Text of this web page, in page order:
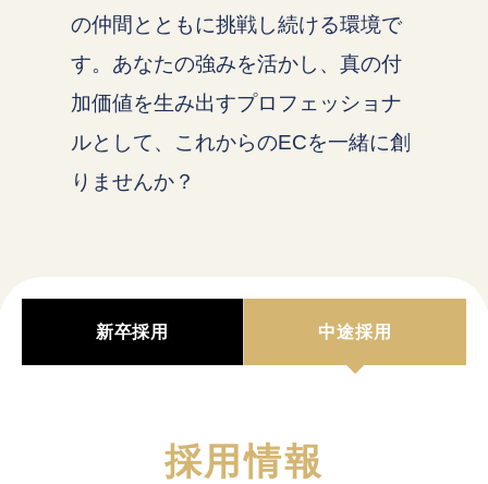
の仲間とともに挑戦し続ける環境で
す。あなたの強みを活かし、真の付
加価値を生み出すプロフェッショナ
ルとして、これからのECを一緒に創
りませんか？
新卒採用 中途採用
採用情報